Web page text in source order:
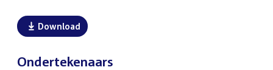
Download
Ondertekenaars